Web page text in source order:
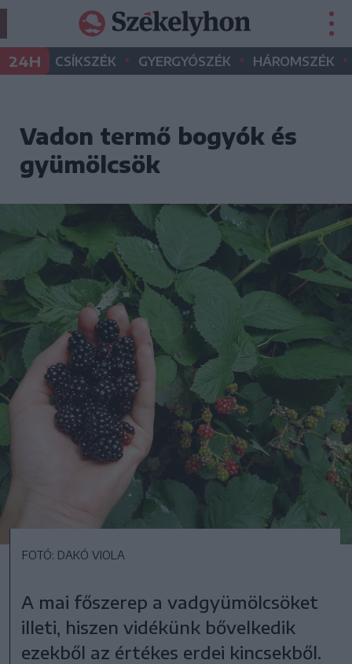
24H CSÍKSZÉK • GYERGYÓSZÉK • HÁROMSZÉK •
Vadon termő bogyók és
gyümölcsök
FOTÓ: DAKÓ VIOLA
A mai főszerep a vadgyümölcsöket
illeti, hiszen vidékünk bővelkedik
ezekből az értékes erdei kincsekből.